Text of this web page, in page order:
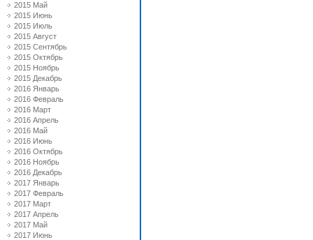
2015 Май
2015 Июнь
2015 Июль
2015 Август
2015 Сентябрь
2015 Октябрь
2015 Ноябрь
2015 Декабрь
2016 Январь
2016 Февраль
2016 Март
2016 Апрель
2016 Май
2016 Июнь
2016 Октябрь
2016 Ноябрь
2016 Декабрь
2017 Январь
2017 Февраль
2017 Март
2017 Апрель
2017 Май
2017 Июнь